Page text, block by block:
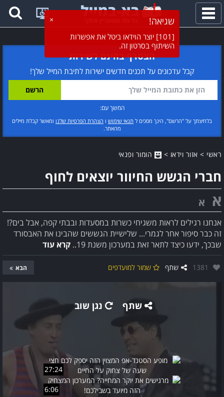
פתח
תפריט
הצטרף בחינם לשירות
קבל עדכונים על תכנים חדשים ישירות לתיבת המייל שלך!
המשך עם:
בלחיצתך על "הרשם", הינך מסכים ל תנאי שימוש ו הצהרת הפרטיות שלנו ומאשר קבלת מיילים
מהאתר.
ראשי > אזור וידאו > הומור ופנאי
חברי הגשש החיוור יוצאים לחוף
א א
אנחנו רגילים לראות משגיחי כשרות במסעדות ובבתי קפה, אבל בים?!
זה כבר סיפור אחר לגמרי... שלישיית הגששים שהבינו את האבסורד
שבכך, ידעו כיצד לתאר זאת במערכון משנת 19..
קרא עוד
אהבו:
1381 שתף שמור למועדפים הבא
שתף נגן שוב
27:24
6:06